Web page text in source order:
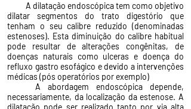
A dilatação endoscópica tem como objetivo
dilatar segmentos do trato digestório que
tenham o seu calibre reduzido (denominadas
estenoses). Esta diminuição do calibre habitual
pode resultar de alterações congênitas, de
doenças naturais como ulceras e doença do
refluxo gastro esofágico e devido a intervenções
médicas (pós operatórios por exemplo)
A abordagem endoscópica depende,
necessariamente, da localização da estenose. A
dilatação pode ser realizado tanto por via alta